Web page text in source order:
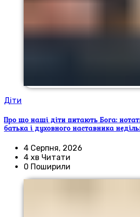
Діти
Про що наші діти питають Бога:
батька і духовного наставника
4 Серпня, 2026
4 хв Читати
0 Поширили